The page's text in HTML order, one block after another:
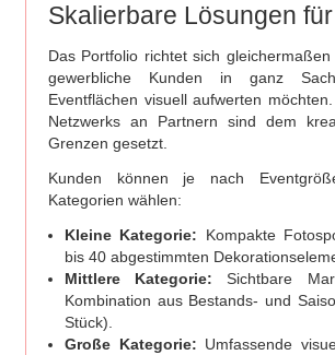
Skalierbare Lösungen
Das Portfolio richtet sich
gewerbliche Kunden in ganz
Eventflächen visuell aufwerten
Netzwerks an Partnern sind dem
Grenzen gesetzt.
Kunden können je nach
Kategorien wählen:
Kleine Kategorie: Kompakte
bis 40 abgestimmten
Mittlere Kategorie: Sichtbare
Kombination aus Bestands- und
Stück).
Große Kategorie: Umfassende